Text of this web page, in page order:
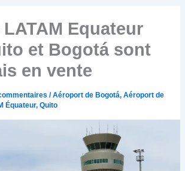
Equateur
et Bogotá sont
en vente
/Aéroport de Bogotá,Aéroport de
Équateur,Quito